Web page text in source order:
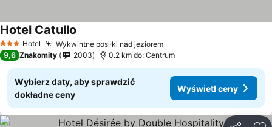
3 Kategoria
Hotel Wykwintne posiłki nad jezioremWyświetl ceny
Hotel Catullo
9,6 Znakomity 2003 0.2 km do: Centrum
Wybierz daty, aby sprawdzić
dokładne ceny
Wyświetl ceny